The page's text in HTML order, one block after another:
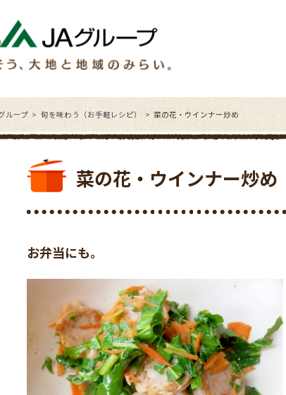
ループ 旬を味わう（お手軽レシピ） 菜の花・ウインナー炒め
菜の花・ウインナー炒め
お弁当にも。